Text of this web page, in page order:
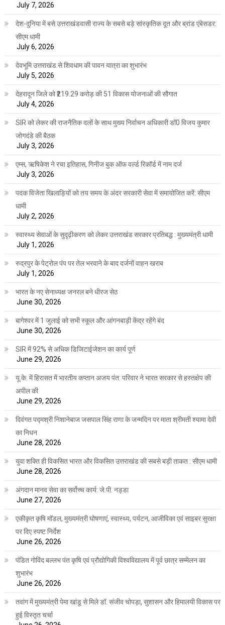
July 7, 2026
देश-दुनिया में बसे उत्तराखंडवासी राज्य के सबसे बड़े सांस्कृतिक दूत और ब्रांड एंबेसडर:
सीएम धामी
July 6, 2026
देवभूमि उत्तराखंड से शिवधाम की पावन यात्रा का शुभारंभ
July 5, 2026
देहरादून जिले को ₹219.29 करोड़ की 51 विकास योजनाओं की सौगात
July 4, 2026
SIR को लेकर की राजनैतिक दलों के साथ मुख्य निर्वाचन अधिकारी डॉ0 विजय कुमार
जोगदंडे की बैठक
July 3, 2026
एम्स, ऋषिकेश ने रचा इतिहास, गिनीज बुक ऑफ वर्ल्ड रिकॉर्ड में नाम दर्ज
July 3, 2026
पदक विजेता खिलाड़ियों को तय समय के अंदर सरकारी सेवा में समायोजित करें: सीएम
धामी
July 2, 2026
स्वास्थ्य सेवाओं के सुदृढ़ीकरण को लेकर उत्तराखंड सरकार प्रतिबद्ध : मुख्यमंत्री धामी
July 1, 2026
रुद्रपुर के पेट्रोल पंप पर तेल भरवाने के बाद दर्जनों वाहन खराब
July 1, 2026
भारत के नए सेनाध्यक्ष जनरल बने धीरज सेठ
June 30, 2026
बागेश्वर में 1 जुलाई को सभी स्कूल और आंगनबाड़ी केंद्र रहेंगे बंद
June 30, 2026
SIR में 92% से अधिक डिजिटाईजेशन का कार्य पूर्ण
June 29, 2026
यू.के. में हिरासत में भारतीय कप्तान अजय पंत: परिवार ने भारत सरकार से हस्तक्षेप की
अपील की
June 29, 2026
दिवंगत पद्मश्री निशानेबाज जसपाल सिंह राणा के जन्मदिन पर माता श्रीमती श्यामा देवी
का निधन
June 28, 2026
युवा शक्ति ही विकसित भारत और विकसित उत्तराखंड की सबसे बड़ी ताकत : सीएम धामी
June 28, 2026
अंगदान मानव सेवा का सर्वोच्च कार्य: जे.पी. नड्डा
June 27, 2026
एकीकृत कृषि मॉडल, मुख्यमंत्री घोषणाएं, स्वास्थ्य, पर्यटन, आजीविका एवं साइबर सुरक्षा
पर दिए स्पष्ट निर्देश
June 26, 2026
पंडित गोविंद बल्लभ पंत कृषि एवं प्रौद्योगिकी विश्वविद्यालय में पूर्व छात्र सम्मेलन का
शुभारंभ
June 26, 2026
तवांग में मुख्यमंत्री पेमा खांडू से मिले डॉ. संजीव चोपड़ा, सुशासन और हिमालयी विकास पर
हुई विस्तृत चर्चा